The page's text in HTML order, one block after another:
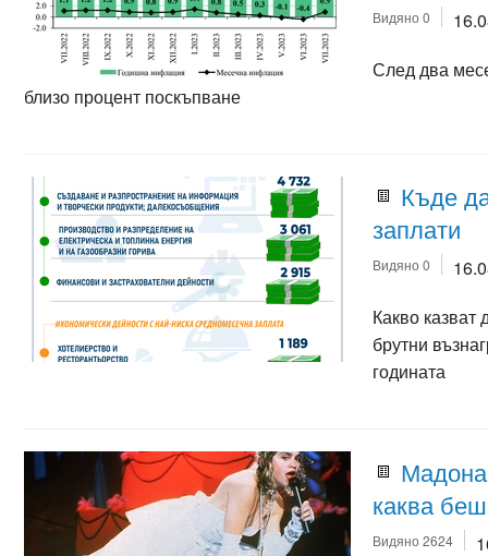
Видяно 0
След два
близо процент поскъпване
Къде
заплати
Видяно 0
Какво
брутни
годината
каква
Видяно 2624